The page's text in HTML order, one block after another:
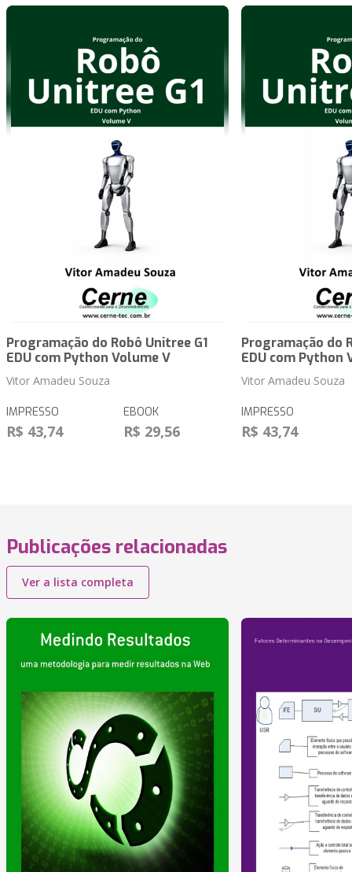
Programação do Robô Unitree G1
EDU com Python Volume V
Vitor Amadeu Souza
IMPRESSO
R$ 43,74
EBOOK
R$ 29,56
Programação do
EDU com Python
Vitor Amadeu Souza
IMPRESSO
R$ 43,74
Publicações relacionadas
Ver a lista completa